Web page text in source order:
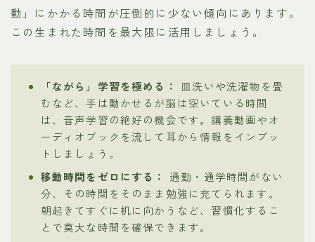
動」にかかる時間が圧倒的に少ない傾向にあります。
この生まれた時間を最大限に活用しましょう。
「ながら」学習を極める： 皿洗いや洗濯物を畳
むなど、手は動かせるが脳は空いている時間
は、音声学習の絶好の機会です。講義動画やオ
ーディオブックを流して耳から情報をインプッ
トしましょう。
移動時間をゼロにする：
通勤・通学時間がない
分、その時間をそのまま勉強に充てられます。
朝起きてすぐに机に向かうなど、習慣化するこ
とで莫大な時間を確保できます。